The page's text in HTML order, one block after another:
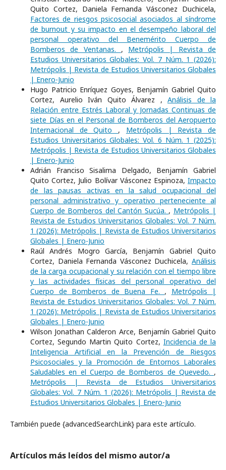
Quito Cortez, Daniela Fernanda Vásconez Duchicela,
Factores de riesgos psicosocial asociados al síndrome
de burnout y su impacto en el desempeño laboral del
personal operativo del Benemérito Cuerpo de
Bomberos de Ventanas. , Metrópolis | Revista de
Estudios Universitarios Globales: Vol. 7 Núm. 1 (2026):
Metrópolis | Revista de Estudios Universitarios Globales
| Enero-Junio
Hugo Patricio Enríquez Goyes, Benjamín Gabriel Quito
Cortez, Aurelio Iván Quito Álvarez , Análisis de la
Relación entre Estrés Laboral y Jornadas Continuas de
siete Días en el Personal de Bomberos del Aeropuerto
Internacional de Quito , Metrópolis | Revista de
Estudios Universitarios Globales: Vol. 6 Núm. 1 (2025):
Metrópolis | Revista de Estudios Universitarios Globales
| Enero-Junio
Adrián Franciso Sisalima Delgado, Benjamín Gabriel
Quito Cortez, Julio Bolívar Vásconez Espinoza, Impacto
de las pausas activas en la salud ocupacional del
personal administrativo y operativo perteneciente al
Cuerpo de Bomberos del Cantón Sucúa. , Metrópolis |
Revista de Estudios Universitarios Globales: Vol. 7 Núm.
1 (2026): Metrópolis | Revista de Estudios Universitarios
Globales | Enero-Junio
Raúl Andrés Mogro García, Benjamín Gabriel Quito
Cortez, Daniela Fernanda Vásconez Duchicela, Análisis
de la carga ocupacional y su relación con el tiempo libre
y las actividades físicas del personal operativo del
Cuerpo de Bomberos de Buena Fe. , Metrópolis |
Revista de Estudios Universitarios Globales: Vol. 7 Núm.
1 (2026): Metrópolis | Revista de Estudios Universitarios
Globales | Enero-Junio
Wilson Jonathan Calderon Arce, Benjamín Gabriel Quito
Cortez, Segundo Martin Quito Cortez, Incidencia de la
Inteligencia Artificial en la Prevención de Riesgos
Psicosociales y la Promoción de Entornos Laborales
Saludables en el Cuerpo de Bomberos de Quevedo. ,
Metrópolis | Revista de Estudios Universitarios
Globales: Vol. 7 Núm. 1 (2026): Metrópolis | Revista de
Estudios Universitarios Globales | Enero-Junio
También puede {advancedSearchLink} para este artículo.
Artículos más leídos del mismo autor/a